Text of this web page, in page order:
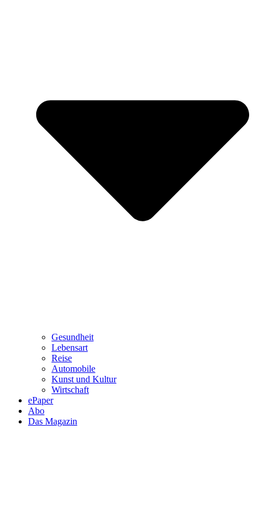
Gesundheit
Lebensart
Reise
Automobile
Kunst und Kultur
Wirtschaft
ePaper
Abo
Das Magazin